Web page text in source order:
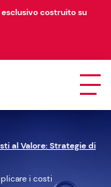
costruito su
al Valore: Strategie di
i costi